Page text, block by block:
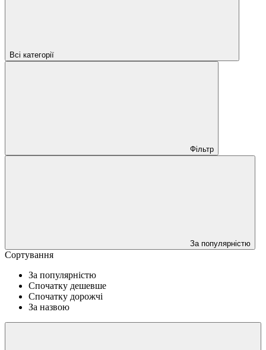
Всі категорії
Фільтр
За популярністю
Сортування
За популярністю
Спочатку дешевше
Спочатку дорожчі
За назвою